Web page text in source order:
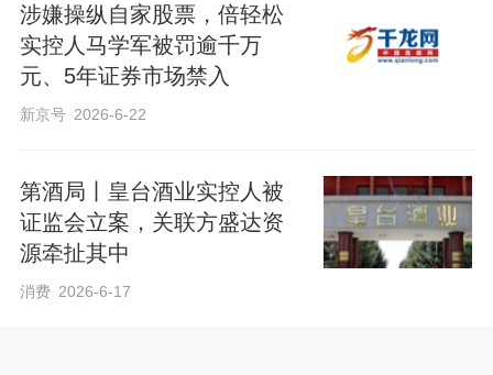
涉嫌操纵自家股票，倍轻松
实控人马学军被罚逾千万
元、5年证券市场禁入
新京号 2026-6-22
第酒局丨皇台酒业实控人被
证监会立案，关联方盛达资
源牵扯其中
消费 2026-6-17